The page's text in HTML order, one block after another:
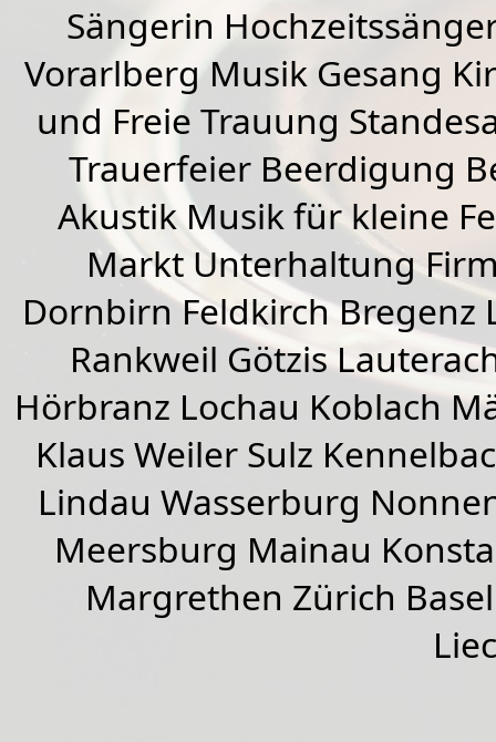
Sängerin
Vorarlberg Musik Gesang
und Freie Trauung
Trauerfeier Beerdigung
Akustik Musik für kleine
Markt Unterhaltung
DornbirnFeldkirchBregenz
Rankweil Götzis
Hörbranz Lochau Koblach
Klaus Weiler Sulz
Lindau Wasserburg
Meersburg Mainau
Margrethen Zürich